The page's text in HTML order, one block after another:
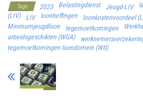
Tags 2023 Belastingdienst Jeugd-LIV
(LIV)
LIV loonheffingen
loonkostenvoordeel
Minimumjeugdloon
tegemoetkomingen
arbeidsgeschikten (WGA)
tegemoetkomingen loondomein (Wtl)